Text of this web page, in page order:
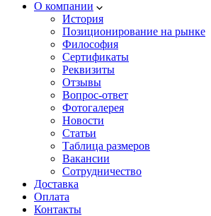
О компании
История
Позиционирование на рынке
Философия
Сертификаты
Реквизиты
Отзывы
Вопрос-ответ
Фотогалерея
Новости
Статьи
Таблица размеров
Вакансии
Сотрудничество
Доставка
Оплата
Контакты